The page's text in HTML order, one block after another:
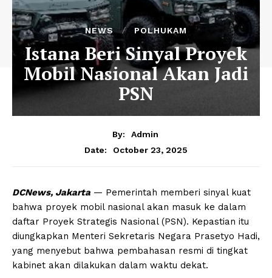
NEWS POLHUKAM
Istana Beri Sinyal Proyek
Mobil Nasional Akan Jadi
PSN
By:
Admin
Date:
October 23, 2025
DCNews, Jakarta — Pemerintah memberi sinyal kuat
bahwa proyek mobil nasional akan masuk ke dalam
daftar Proyek Strategis Nasional (PSN). Kepastian itu
diungkapkan Menteri Sekretaris Negara Prasetyo Hadi,
yang menyebut bahwa pembahasan resmi di tingkat
kabinet akan dilakukan dalam waktu dekat.